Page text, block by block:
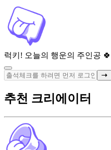
럭키! 오늘의 행운의 주인공 🍀
추천 크리에이터